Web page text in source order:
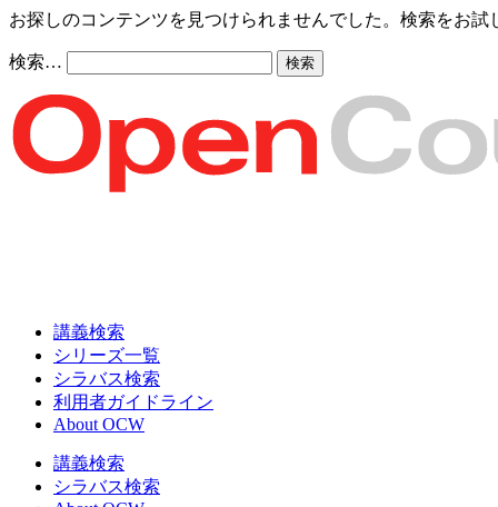
お探しのコンテンツを見つけられませんでした。検索をお試
検索…
講義検索
シリーズ一覧
シラバス検索
利用者ガイドライン
About OCW
講義検索
シラバス検索